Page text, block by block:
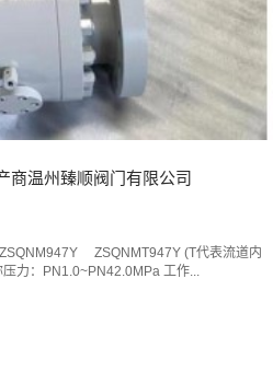
商温州臻顺阀门有限公司
ZSQNMT947Y (T代表流道内
力：PN1.0~PN42.0MPa 工作...